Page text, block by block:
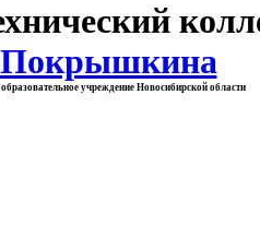
учреждение Новосибирской области